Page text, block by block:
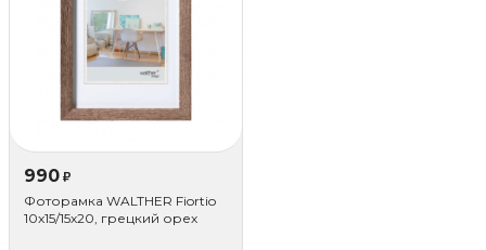
990 ₽
Фоторамка WALTHER Fiortio
10x15/15х20, грецкий орех